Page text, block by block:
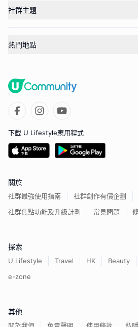
社群主題
熱門地點
下載 U Lifestyle應用程式
關於
社群最強使用指南
社群創作有價企劃
社群焦點功能及升級計劃
常見問題
探索
U Lifestyle Travel HK Beauty
e-zone
其他
關於我們 免責聲明 使用條款 私